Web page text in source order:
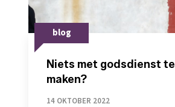
blog
Niets met godsdienst te
maken?
14 OKTOBER 2022